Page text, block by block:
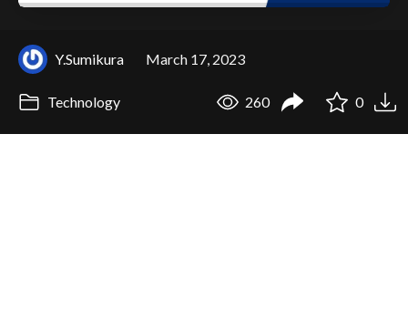
Y.Sumikura March 17, 2023
Technology 260 0